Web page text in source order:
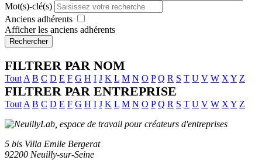
Mot(s)-clé(s)
Anciens adhérents
Afficher les anciens adhérents
Rechercher
FILTRER PAR NOM
Tout A B C D E F G H I J K L M N O P Q R S T U V W X Y Z
FILTRER PAR ENTREPRISE
Tout A B C D E F G H I J K L M N O P Q R S T U V W X Y Z
5 bis Villa Emile Bergerat
92200 Neuilly-sur-Seine